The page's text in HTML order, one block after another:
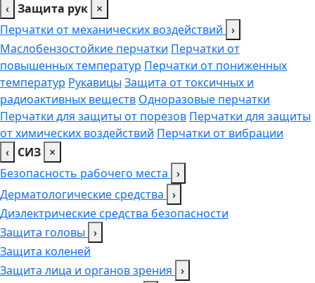
‹ Защита рук ×
Перчатки от механических воздействий ›
Маслобензостойкие перчатки Перчатки от
повышенных температур Перчатки от пониженных
температур Рукавицы Защита от токсичных и
радиоактивных веществ Одноразовые перчатки
Перчатки для защиты от порезов Перчатки для защиты
от химических воздействий Перчатки от вибрации
‹ СИЗ ×
Безопасность рабочего места ›
Дерматологические средства ›
Диэлектрические средства безопасности
Защита головы ›
Защита коленей
Защита лица и органов зрения ›